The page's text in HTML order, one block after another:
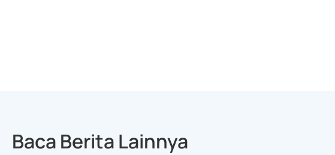
Baca Berita Lainnya